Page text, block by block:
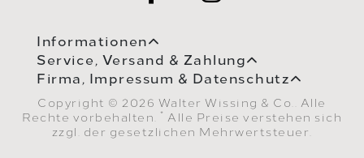
Informationen
Service, Versand & Zahlung
Firma, Impressum & Datenschutz
Copyright © 2026 Walter Wissing & Co.. Alle
Rechte vorbehalten.
* Alle Preise verstehen sich
zzgl. der gesetzlichen Mehrwertsteuer.